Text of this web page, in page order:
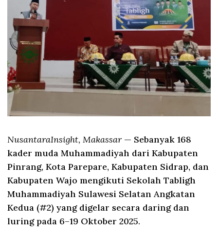
NusantaraInsight, Makassar — Sebanyak 168
kader muda Muhammadiyah dari Kabupaten
Pinrang, Kota Parepare, Kabupaten Sidrap, dan
Kabupaten Wajo mengikuti Sekolah Tabligh
Muhammadiyah Sulawesi Selatan Angkatan
Kedua (#2) yang digelar secara daring dan
luring pada 6–19 Oktober 2025.